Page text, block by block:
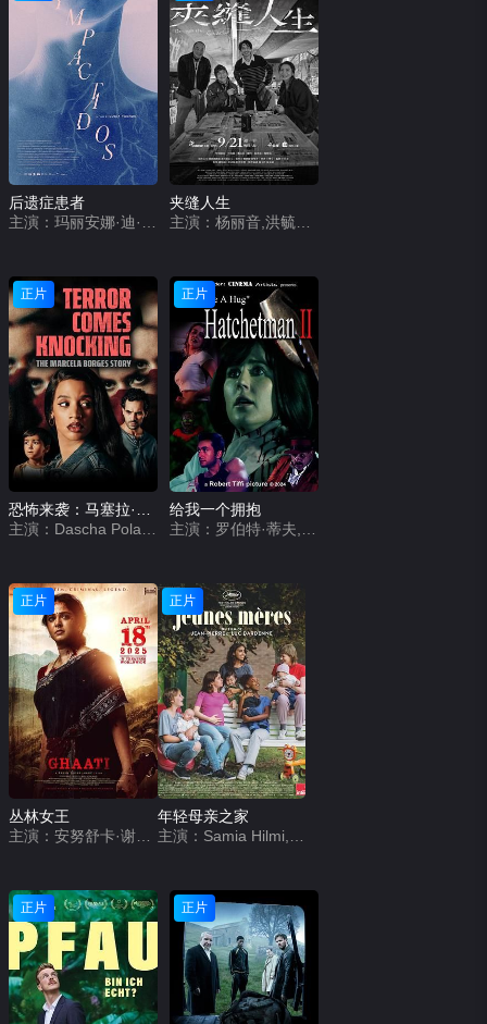
后遗症患者
夹缝人生
正片 正片
给我一个拥抱
正片
丛林女王
主演：安努舒卡·谢蒂,拉姆亚·克里希南,贾加帕蒂·巴布,约翰·维杰,维克拉姆·帕布,Larissa Bonesi,VTV Ganesh,拉文达·维贾伊,Chaitanya Rao,Sudhasri Madhusmita,Raghav Rudra Mulpuru,Devika Priyadarshini
正片
年轻母亲之家
主演：Samia Hilmi,Jef Jacobs,冈特·杜瑞特,克里斯特尔·科尼尔,英迪亚·海尔,姆本杜·乔利,克莱尔·博德森,Eva Zingaro,Adrienne D&#039;Anna,Mathilde Legrand,Hélène Cattelain,Selma Alaoui,Janaina Halloy,艾尔莎·霍本,Lucie Laruelle,法布里齐奥·隆吉奥内,Babette Verbeek
正片 正片